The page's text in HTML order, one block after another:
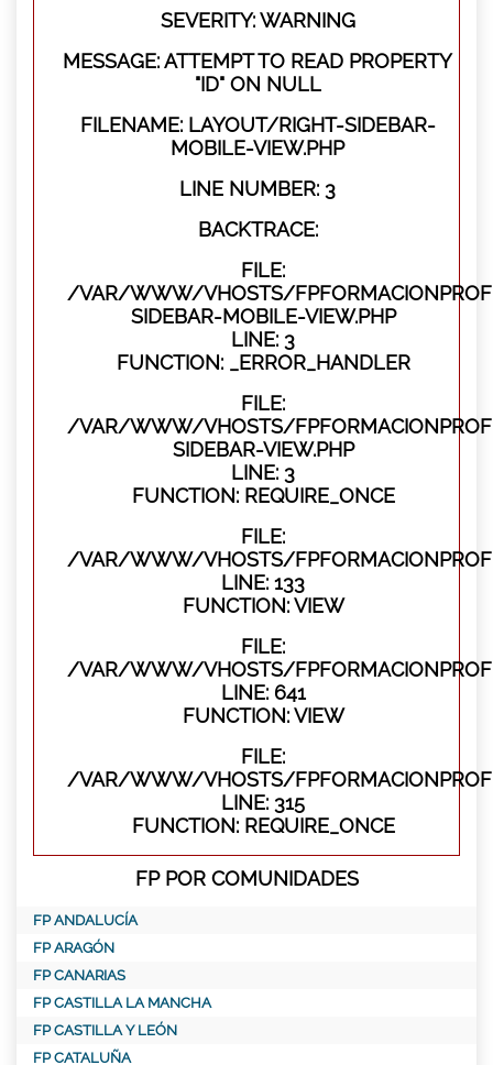
SEVERITY: WARNING
MESSAGE: ATTEMPT TO READ PROPERTY
"ID" ON NULL
FILENAME: LAYOUT/RIGHT-SIDEBAR-
MOBILE-VIEW.PHP
LINE NUMBER: 3
BACKTRACE:
FILE:
/VAR/WWW/VHOSTS/
SIDEBAR-MOBILE-VIEW.PHP
LINE: 3
FUNCTION: _ERROR_HANDLER
FILE:
/VAR/WWW/VHOSTS/
SIDEBAR-VIEW.PHP
LINE: 3
FUNCTION: REQUIRE_ONCE
FILE:
/VAR/WWW/VHOSTS/
LINE: 133
FUNCTION: VIEW
FILE:
/VAR/WWW/VHOSTS/
LINE: 641
FUNCTION: VIEW
FILE:
/VAR/WWW/VHOSTS/
LINE: 315
FUNCTION: REQUIRE_ONCE
FP POR COMUNIDADES
FP ANDALUCÍA
FP ARAGÓN
FP CANARIAS
FP CASTILLA LA MANCHA
FP CASTILLA Y LEÓN
FP CATALUÑA